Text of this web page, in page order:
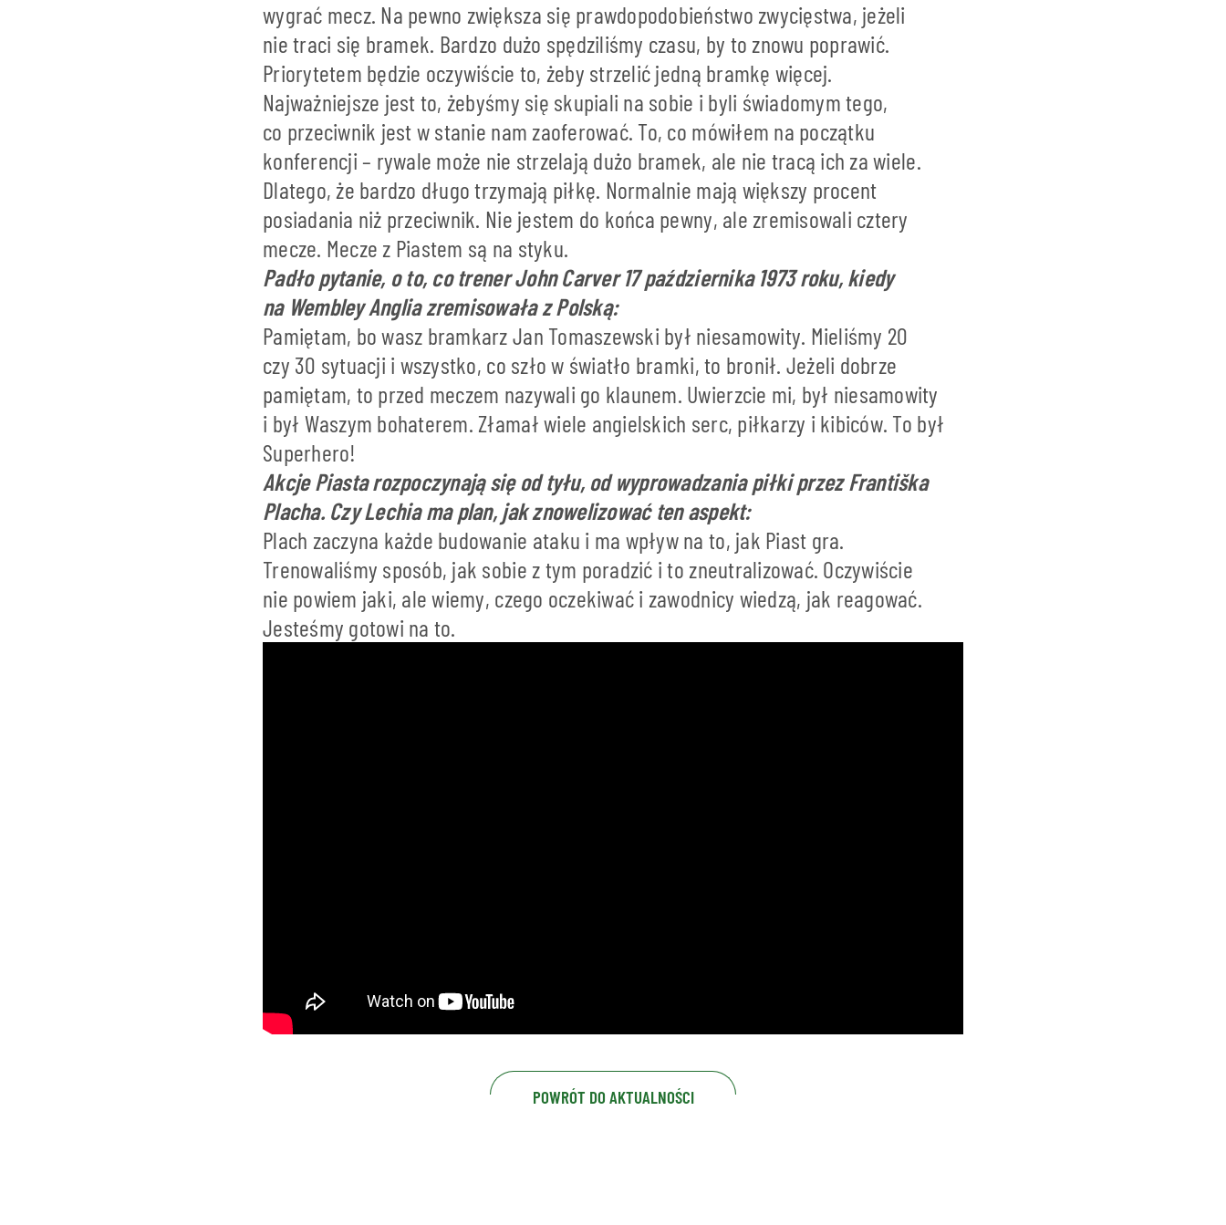
wygrać mecz. Na pewno zwiększa się prawdopodobieństwo zwycięstwa, jeżeli
nie traci się bramek. Bardzo dużo spędziliśmy czasu, by to znowu poprawić.
Priorytetem będzie oczywiście to, żeby strzelić jedną bramkę więcej.
Najważniejsze jest to, żebyśmy się skupiali na sobie i byli świadomym tego,
co przeciwnik jest w stanie nam zaoferować. To, co mówiłem na początku
konferencji – rywale może nie strzelają dużo bramek, ale nie tracą ich za wiele.
Dlatego, że bardzo długo trzymają piłkę. Normalnie mają większy procent
posiadania niż przeciwnik. Nie jestem do końca pewny, ale zremisowali cztery
mecze. Mecze z Piastem są na styku.
Padło pytanie, o to, co trener John Carver 17 października 1973 roku, kiedy
na Wembley Anglia zremisowała z Polską:
Pamiętam, bo wasz bramkarz Jan Tomaszewski był niesamowity. Mieliśmy 20
czy 30 sytuacji i wszystko, co szło w światło bramki, to bronił. Jeżeli dobrze
pamiętam, to przed meczem nazywali go klaunem. Uwierzcie mi, był niesamowity
i był Waszym bohaterem. Złamał wiele angielskich serc, piłkarzy i kibiców. To był
Superhero!
Akcje Piasta rozpoczynają się od tyłu, od wyprowadzania piłki przez Františka
Placha. Czy Lechia ma plan, jak znowelizować ten aspekt:
Plach zaczyna każde budowanie ataku i ma wpływ na to, jak Piast gra.
Trenowaliśmy sposób, jak sobie z tym poradzić i to zneutralizować. Oczywiście
nie powiem jaki, ale wiemy, czego oczekiwać i zawodnicy wiedzą, jak reagować.
Jesteśmy gotowi na to.
POWRÓT DO AKTUALNOŚCI